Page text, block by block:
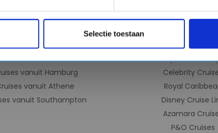
Selectie toestaan
vanuit Dubai
vanuit Marseille
vanuit Fort Lauderdale
vanuit Hamburg
vanuit Athene
vanuit Southampton
Costa Cruises
Mein Schiff® - TUI
Oceania Cruises
Explora
Celebrity
Royal
Disney Cruise
Azamara
P&O Cruises